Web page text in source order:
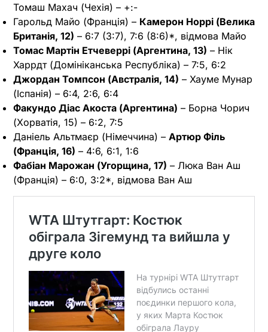
Томаш Махач (Чехія) – +:-
Гарольд Майо (Франція) – Камерон Норрі (Велика
Британія, 12) – 6:7 (3:7), 7:6 (8:6)*, відмова Майо
Томас Мартін Етчеверрі (Аргентина, 13) – Нік
Харрдт (Домініканська Республіка) – 7:5, 6:2
Джордан Томпсон (Австралія, 14) – Хауме Мунар
(Іспанія) – 6:4, 2:6, 6:4
Факундо Діас Акоста (Аргентина) – Борна Чорич
(Хорватія, 15) – 6:2, 7:5
Даніель Альтмаєр (Німеччина) – Артюр Філь
(Франція, 16) – 4:6, 6:1, 1:6
Фабіан Марожан (Угорщина, 17) – Люка Ван Аш
(Франція) – 6:0, 3:2*, відмова Ван Аш